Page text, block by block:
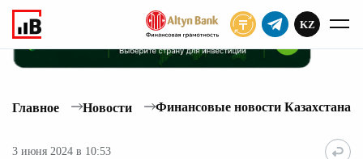
KZ
Главное Новости Финансовые новости Казахстана
3 июня 2024 в 10:53